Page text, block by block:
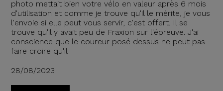
photo mettait bien votre vélo en valeur après 6 mois
d'utilisation et comme je trouve qu'il le mérite, je vous
l'envoie si elle peut vous servir, c'est offert. Il se
trouve qu'il y avait peu de Fraxion sur l'épreuve. J'ai
conscience que le coureur posé dessus ne peut pas
faire croire qu'il
28/08/2023